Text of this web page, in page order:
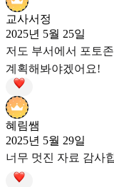
교사서정
2025년 5월 25일
저도 부서에서 포토
계획해봐야겠어요!
혜림쌤
2025년 5월 29일
너무 멋진 자료 감사